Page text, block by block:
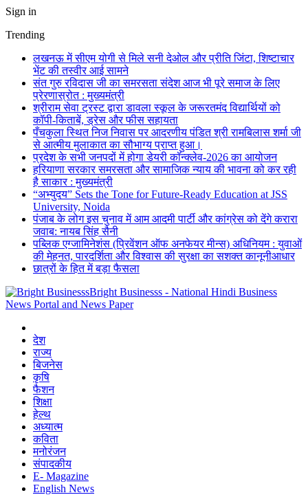
Sign in
Trending
लखनऊ में सीएम योगी से मिले सनी देओल और प्रीति जिंटा, शिष्टाचार
भेंट की तस्वीर आई सामने
संत गुरु रविदास जी का समरसता संदेश आज भी पूरे समाज के लिए
प्रेरणास्रोत : मुख्यमंत्री
श्रीराम सेवा ट्रस्ट द्वारा डावला स्कूल के जरूरतमंद विद्यार्थियों को
कॉपी-किताबें, ड्रेस और फीस सहायता
पँचकुला स्थित निज निवास पर आदरणीय पंडित श्री रामबिलास शर्मा जी
से आत्मीय मुलाकात का सौभाग्य प्राप्त हुआ।
प्रदेश के सभी जनपदों में होगा डेयरी कॉन्क्लेव-2026 का आयोजन
हरियाणा सरकार समरसता और सामाजिक न्याय की भावना को कर रही
है साकार : मुख्यमंत्री
“अभ्युदय” Sets the Tone for Future-Ready Education at JSS
University, Noida
पंजाब के लोग इस चुनाव में आम आदमी पार्टी और कांग्रेस को देंगे करारा
जवाब: नायब सिंह सैनी
पब्लिक एग्जामिनेशंस (प्रिवेंशन ऑफ अनफेयर मीन्स) अधिनियम : युवाओं
की मेहनत, पारदर्शिता और विश्वास की सुरक्षा का सशक्त कानूनीआधार
छात्रों के हित में बड़ा फैसला
Bright Businesss - National Hindi Business
News Portal and News Paper
देश
राज्य
बिजनेस
कृषि
फैशन
शिक्षा
हेल्थ
अध्यात्म
कविता
मनोरंजन
संपादकीय
E- Magazine
English News